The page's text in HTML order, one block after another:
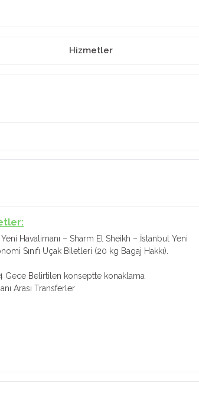
Hizmetler
Havalimanı – Sharm El Sheikh – İstanbul Yeni
Sınıfı Uçak Biletleri (20 kg Bagaj Hakkı).
Gece Belirtilen konseptte konaklama
Arası Transferler